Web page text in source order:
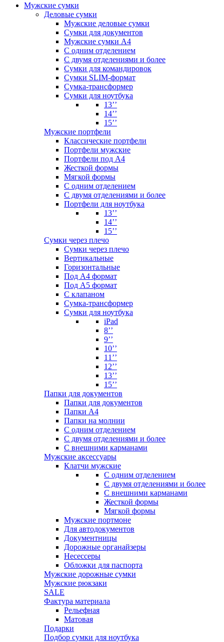
Мужские сумки
Деловые сумки
Мужские деловые сумки
Сумки для документов
Мужские сумки А4
С одним отделением
С двумя отделениями и более
Сумки для командировок
Сумки SLIM-формат
Сумка-трансформер
Сумки для ноутбука
13’’
14’’
15’’
Мужские портфели
Классические портфели
Портфели мужские
Портфели под А4
Жесткой формы
Мягкой формы
С одним отделением
С двумя отделениями и более
Портфели для ноутбука
13’’
14’’
15’’
Сумки через плечо
Сумки через плечо
Вертикальные
Горизонтальные
Под А4 формат
Под А5 формат
С клапаном
Сумка-трансформер
Сумки для ноутбука
iPad
8’’
9’’
10’’
11’’
12’’
13’’
15’’
Папки для документов
Папки для документов
Папки А4
Папки на молнии
С одним отделением
С двумя отделениями и более
С внешними карманами
Мужские аксессуары
Клатчи мужские
С одним отделением
С двумя отделениями и более
С внешними карманами
Жесткой формы
Мягкой формы
Мужские портмоне
Для автодокументов
Документницы
Дорожные органайзеры
Несессеры
Обложки для паспорта
Мужские дорожные сумки
Мужские рюкзаки
SALE
Фактура материала
Рельефная
Матовая
Подарки
Подбор сумки для ноутбука